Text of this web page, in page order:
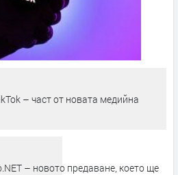
– част от новата медийна
– новото предаване, което ще